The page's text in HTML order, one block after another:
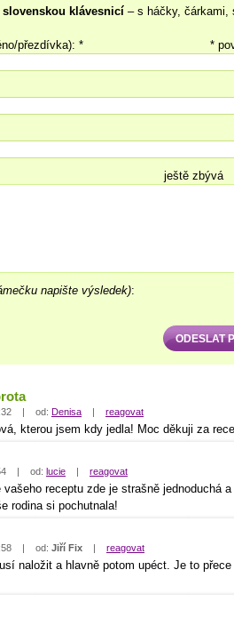
slovenskou klávesnicí – s háčky, čárkami,
*
přezdívka): *
ještě zbývá
napište výsledek):
| od: Denisa | reagovat
kterou jsem kdy jedla! Moc děkuji za
| od: lucie | reagovat
receptu zde je strašně jednoduchá
rodina si pochutnala!
| od: Jiří Fix | reagovat
naložit a hlavně potom upéct. Je to